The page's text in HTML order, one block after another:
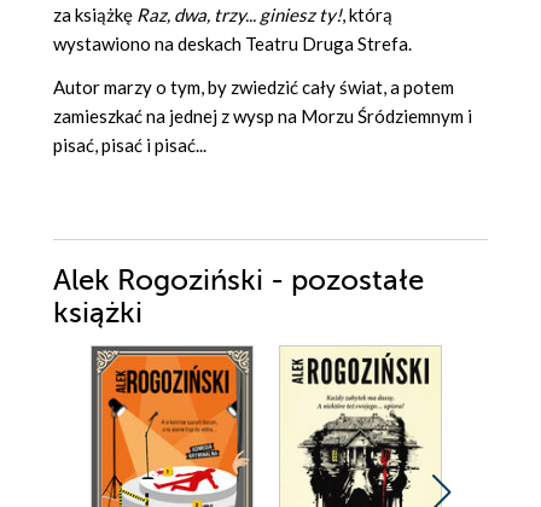
za książkę Raz, dwa, trzy... giniesz ty!, którą
wystawiono na deskach Teatru Druga Strefa.
Autor marzy o tym, by zwiedzić cały świat, a potem
zamieszkać na jednej z wysp na Morzu Śródziemnym i
pisać, pisać i pisać...
Alek Rogoziński - pozostałe
książki